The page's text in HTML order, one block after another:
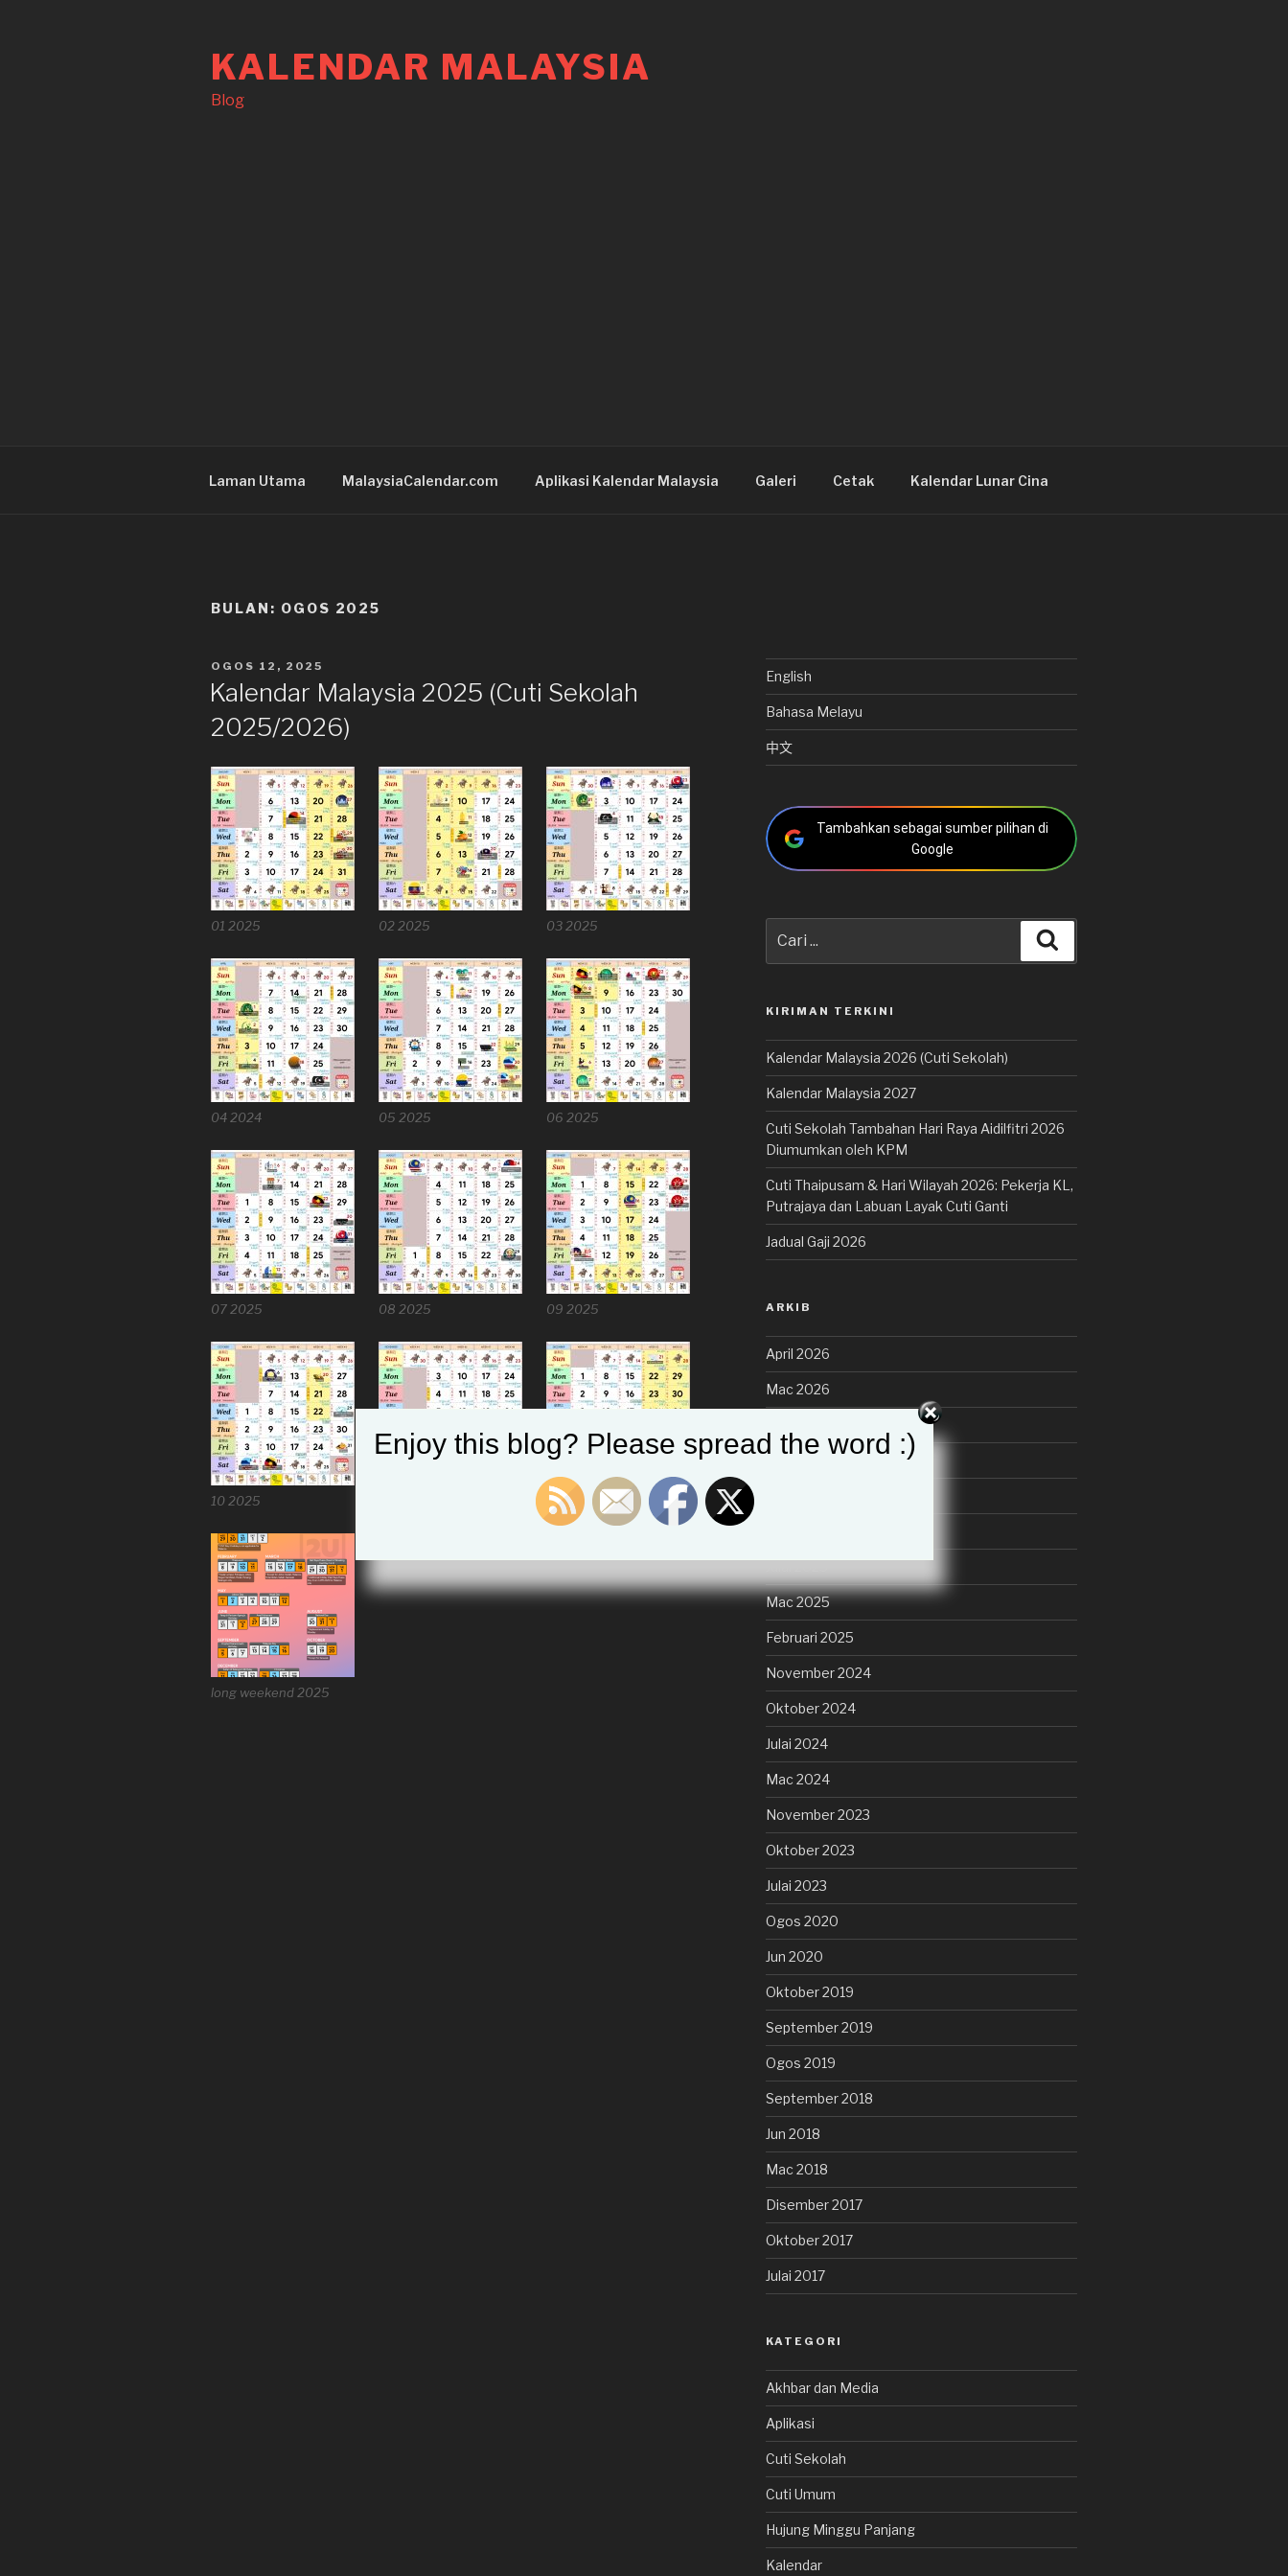
KALENDAR MALAYSIA
Blog
Laman Utama MalaysiaCalendar.com Aplikasi Kalendar Malaysia Galeri Cetak Kalendar Lunar Cina
BULAN: OGOS 2025
DIKIRIM
OGOS 12, 2025
Kalendar Malaysia 2025 (Cuti Sekolah
2025/2026)
01 2025 02 2025 03 2025
04 2024 05 2025 06 2025
07 2025 08 2025 09 2025
10 2025 12 2025
long weekend 2025
English
Bahasa Melayu
中文
Tambahkan sebagai sumber pilihan di
Google
untuk:
KIRIMAN TERKINI
Kalendar Malaysia 2026 (Cuti Sekolah)
Kalendar Malaysia 2027
Cuti Sekolah Tambahan Hari Raya Aidilfitri 2026
Diumumkan oleh KPM
Cuti Thaipusam & Hari Wilayah 2026: Pekerja KL,
Putrajaya dan Labuan Layak Cuti Ganti
Jadual Gaji 2026
ARKIB
April 2026
Mac 2026
Mac 2025
Februari 2025
November 2024
Oktober 2024
Julai 2024
Mac 2024
November 2023
Oktober 2023
Julai 2023
Ogos 2020
Jun 2020
Oktober 2019
September 2019
Ogos 2019
September 2018
Jun 2018
Mac 2018
Disember 2017
Oktober 2017
Julai 2017
KATEGORI
Akhbar dan Media
Aplikasi
Cuti Sekolah
Cuti Umum
Hujung Minggu Panjang
Kalendar
Enjoy this blog? Please spread the word :)